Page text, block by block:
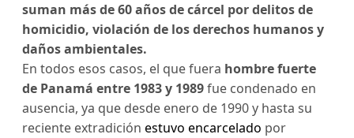
suman más de 60 años de cárcel por delitos de
homicidio, violación de los derechos humanos y
daños ambientales.
En todos esos casos, el que fuera hombre fuerte
de Panamá entre 1983 y 1989fue condenado en
ausencia, ya que desde enero de 1990 y hasta su
reciente extradición estuvo encarcelado por